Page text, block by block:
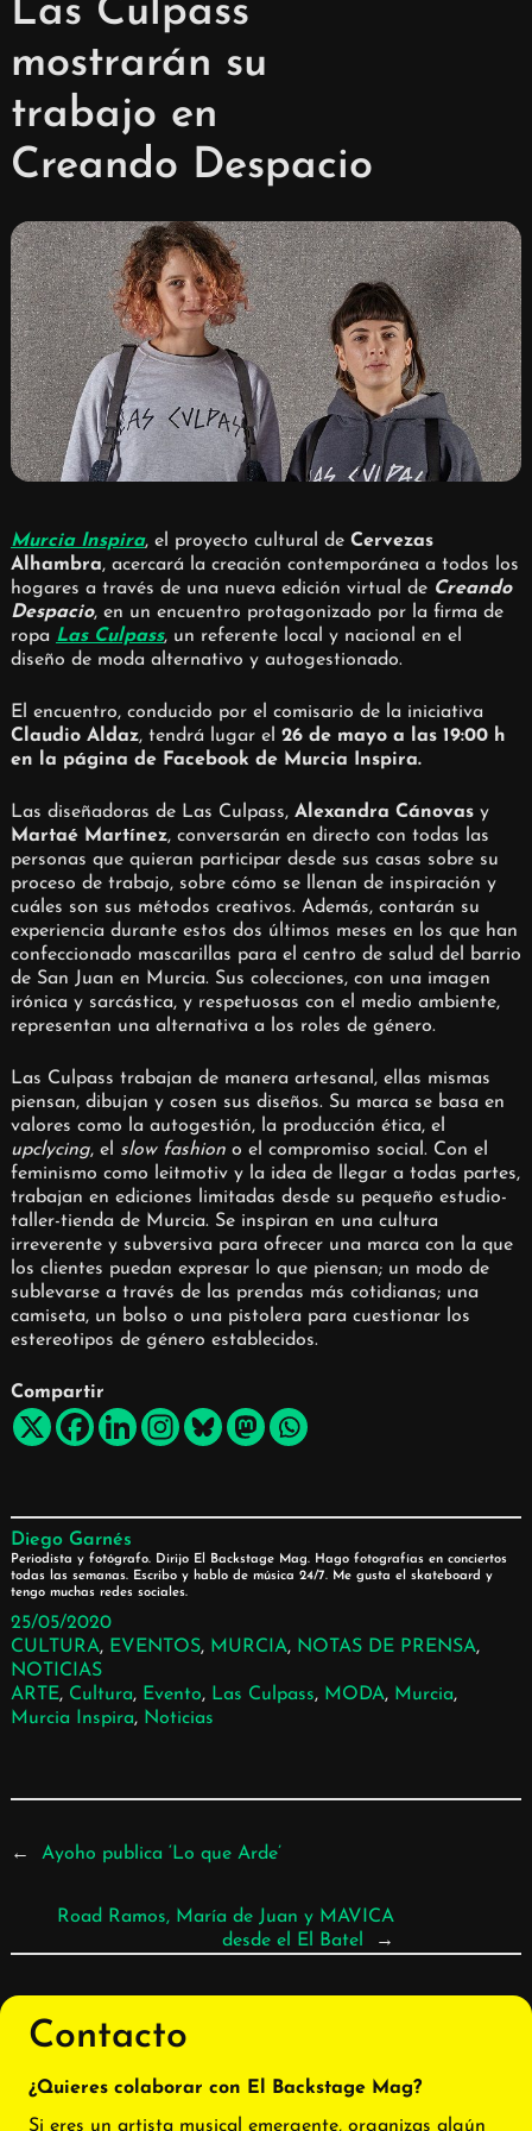
Las Culpass
mostrarán su
trabajo en
Creando Despacio
Murcia Inspira, el proyecto cultural de Cervezas
Alhambra, acercará la creación contemporánea a todos los
hogares a través de una nueva edición virtual de Creando
Despacio, en un encuentro protagonizado por la firma de
ropa Las Culpass, un referente local y nacional en el
diseño de moda alternativo y autogestionado.
El encuentro, conducido por el comisario de la iniciativa
Claudio Aldaz, tendrá lugar el 26 de mayo a las 19:00 h
en la página de Facebook de Murcia Inspira.
Las diseñadoras de Las Culpass, Alexandra Cánovas y
Martaé Martínez, conversarán en directo con todas las
personas que quieran participar desde sus casas sobre su
proceso de trabajo, sobre cómo se llenan de inspiración y
cuáles son sus métodos creativos. Además, contarán su
experiencia durante estos dos últimos meses en los que han
confeccionado mascarillas para el centro de salud del barrio
de San Juan en Murcia. Sus colecciones, con una imagen
irónica y sarcástica, y respetuosas con el medio ambiente,
representan una alternativa a los roles de género.
Las Culpass trabajan de manera artesanal, ellas mismas
piensan, dibujan y cosen sus diseños. Su marca se basa en
valores como la autogestión, la producción ética, el
upclycing, el slow fashiono el compromiso social. Con el
feminismo como leitmotiv y la idea de llegar a todas partes,
trabajan en ediciones limitadas desde su pequeño estudio-
taller-tienda de Murcia. Se inspiran en una cultura
irreverente y subversiva para ofrecer una marca con la que
los clientes puedan expresar lo que piensan; un modo de
sublevarse a través de las prendas más cotidianas; una
camiseta, un bolso o una pistolera para cuestionar los
estereotipos de género establecidos.
Compartir
Diego Garnés
Periodista y fotógrafo. Dirijo El Backstage Mag. Hago fotografías en conciertos
todas las semanas. Escribo y hablo de música 24/7. Me gusta el skateboard y
tengo muchas redes sociales.
25/05/2020
CULTURA, EVENTOS, MURCIA, NOTAS DE PRENSA,
NOTICIAS
ARTE, Cultura, Evento, Las Culpass, MODA, Murcia ,
Murcia Inspira, Noticias
← Ayoho publica ‘Lo que Arde’
Road Ramos, María de Juan y MAVICA
desde el El Batel
→
Contacto
¿Quieres colaborar con El Backstage Mag?
Si eres un artista musical emergente, organizas algún